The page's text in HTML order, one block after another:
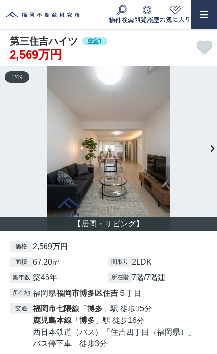
物件検索閲覧履歴お気に入り
第三住吉ハイツ 空室1
2,569万円
【居間・リビング】
1 /49
価格 2,569万円
面積 67.20㎡ 間取り 2LDK
築年数 築46年 所在階 7階/7階建
所在地 福岡県福岡市博多区住吉 ５丁目
交通 福岡市七隈線 「 博多 」駅 徒歩15分
鹿児島本線 「 博多 」駅 徒歩16分
西日本鉄道（バス）「住吉四丁目（福岡県）」
バス停下車 徒歩3分